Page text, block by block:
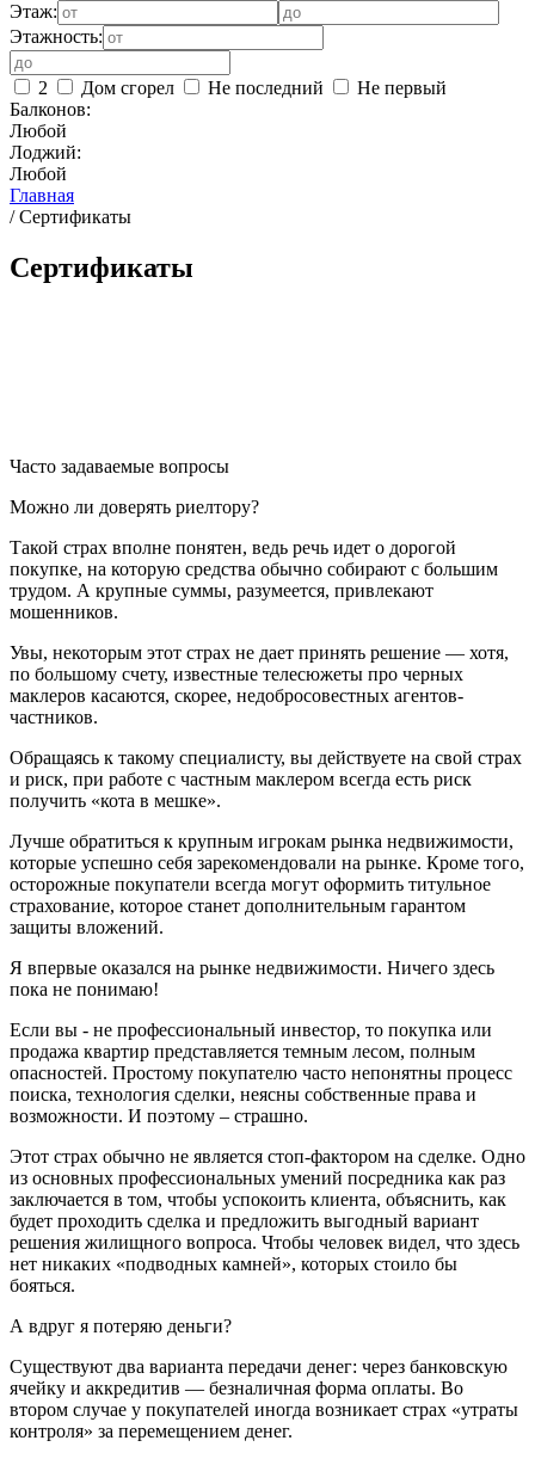
Этаж:
Этажность:
2 Дом сгорел Не последний
Не первый
Балконов:
Любой
Лоджий:
Любой
Главная
/Сертификаты
Сертификаты
Часто задаваемые вопросы
Можно ли доверять риелтору?
Такой страх вполне понятен, ведь речь идет о дорогой
покупке, на которую средства обычно собирают с большим
трудом. А крупные суммы, разумеется, привлекают
мошенников.
Увы, некоторым этот страх не дает принять решение — хотя,
по большому счету, известные телесюжеты про черных
маклеров касаются, скорее, недобросовестных агентов-
частников.
Обращаясь к такому специалисту, вы действуете на свой страх
и риск, при работе с частным маклером всегда есть риск
получить «кота в мешке».
Лучше обратиться к крупным игрокам рынка недвижимости,
которые успешно себя зарекомендовали на рынке. Кроме того,
осторожные покупатели всегда могут оформить титульное
страхование, которое станет дополнительным гарантом
защиты вложений.
Я впервые оказался на рынке недвижимости. Ничего здесь
пока не понимаю!
Если вы - не профессиональный инвестор, то покупка или
продажа квартир представляется темным лесом, полным
опасностей. Простому покупателю часто непонятны процесс
поиска, технология сделки, неясны собственные права и
возможности. И поэтому – страшно.
Этот страх обычно не является стоп-фактором на сделке. Одно
из основных профессиональных умений посредника как раз
заключается в том, чтобы успокоить клиента, объяснить, как
будет проходить сделка и предложить выгодный вариант
решения жилищного вопроса. Чтобы человек видел, что здесь
нет никаких «подводных камней», которых стоило бы
бояться.
А вдруг я потеряю деньги?
Существуют два варианта передачи денег: через банковскую
ячейку и аккредитив — безналичная форма оплаты. Во
втором случае у покупателей иногда возникает страх «утраты
контроля» за перемещением денег.